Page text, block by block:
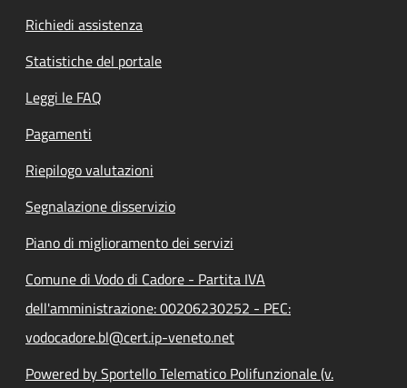
Richiedi assistenza
Statistiche del portale
Leggi le FAQ
Pagamenti
Riepilogo valutazioni
Segnalazione disservizio
Piano di miglioramento dei servizi
Comune di Vodo di Cadore - Partita IVA
dell'amministrazione: 00206230252 - PEC:
vodocadore.bl@cert.ip-veneto.net
Powered by Sportello Telematico Polifunzionale (v.